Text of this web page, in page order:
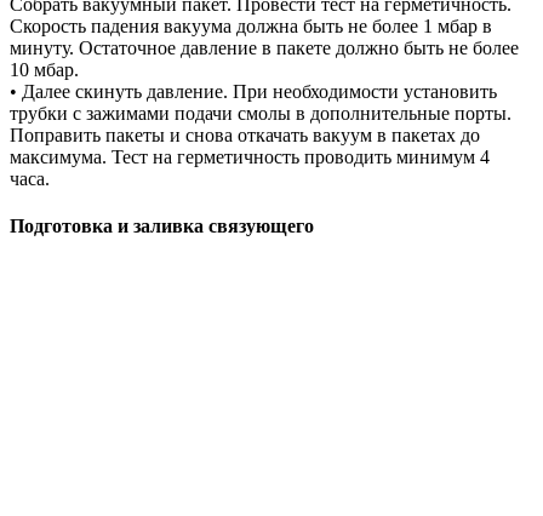
Скорость падения вакуума должна быть не более 1 мбар в
минуту. Остаточное давление в пакете должно быть не более
10 мбар.
• Далее скинуть давление. При необходимости установить
трубки с зажимами подачи смолы в дополнительные порты.
Поправить пакеты и снова откачать вакуум в пакетах до
максимума. Тест на герметичность проводить минимум 4
часа.
Подготовка и заливка связующего